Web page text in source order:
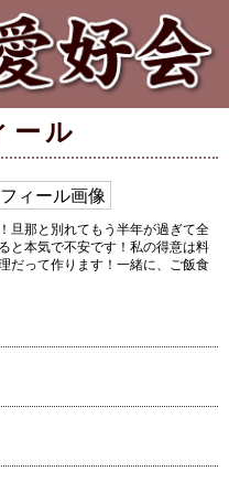
ール
旦那と別れてもう半年が過ぎて全
と本気で不安です！私の得意は料
だって作ります！一緒に、ご飯食